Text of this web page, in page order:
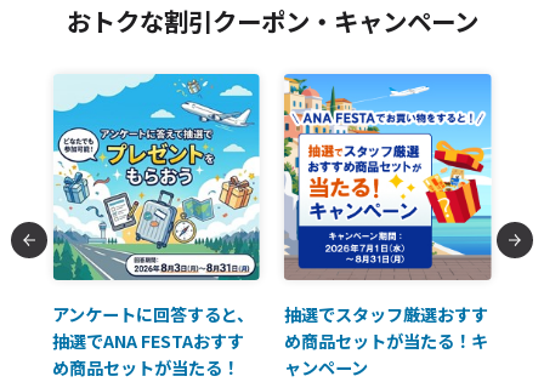
おトクな割引クーポン・キャンペーン
アンケートに回答すると、
抽選でANA FESTAおすす
め商品セットが当たる！
抽選でスタッフ厳選おすす
め商品セットが当たる！キ
ャンペーン